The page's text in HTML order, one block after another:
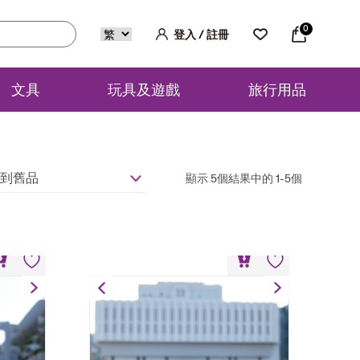
登入 / 註冊 0
文具 玩具及遊戲 旅行用品
舊品 顯示 5個結果中的 1-5個
模型 香港中文大學圖書館積木模型
HK$ 698